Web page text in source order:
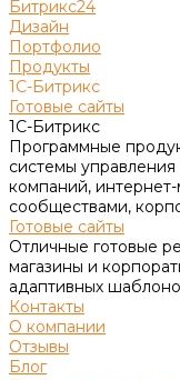
Битрикс24
Дизайн
Портфолио
Продукты
1С-Битрикс
Готовые сайты
1С-Битрикс
Программные
системы
компаний,
сообществами,
Готовые сайты
Отличные готовые
магазины и
адаптивных
Контакты
О компании
Отзывы
Блог